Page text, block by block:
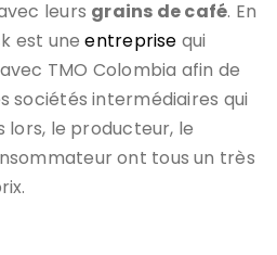
leurs grains de café. En
est uneentreprise qui
TMO Colombia afin de
sociétés intermédiaires qui
lors, le producteur, le
ont tous un très